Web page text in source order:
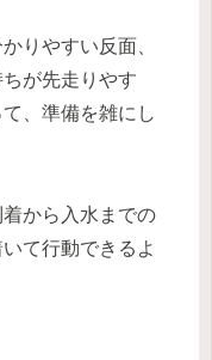
りやすい反面、
が先走りやす
、準備を雑にし
から入水までの
て行動できるよ